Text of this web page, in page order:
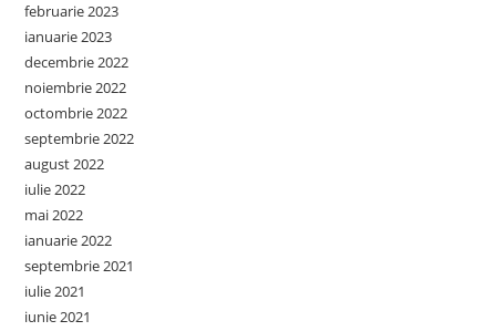
februarie 2023
ianuarie 2023
decembrie 2022
noiembrie 2022
octombrie 2022
septembrie 2022
august 2022
iulie 2022
mai 2022
ianuarie 2022
septembrie 2021
iulie 2021
iunie 2021